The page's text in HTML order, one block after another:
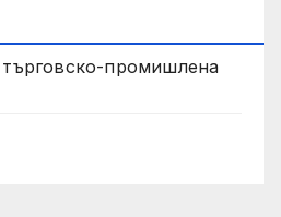
промишлена